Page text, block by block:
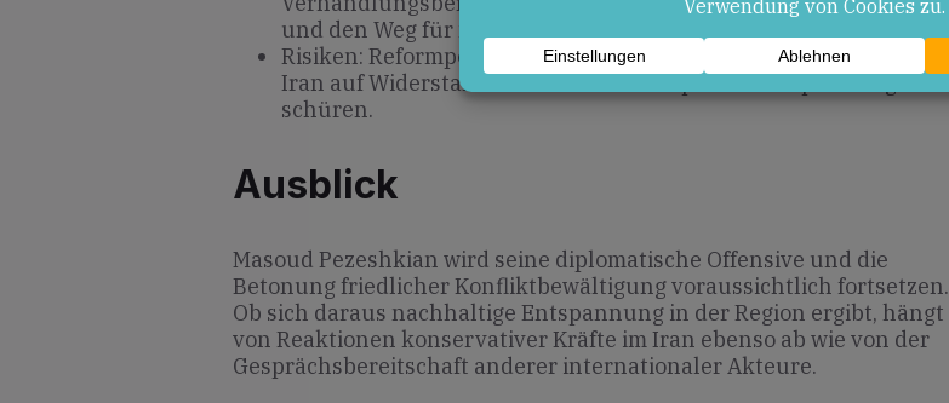
und den Weg für neue diplomatische Initiativen ebnen.
Risiken: Reformpolitische Ansätze könnten im Machtgefüge des
Iran auf Widerstand stoßen und innenpolitische Spannungen
schüren.
Ausblick
Masoud Pezeshkian wird seine diplomatische Offensive und die
Betonung friedlicher Konfliktbewältigung voraussichtlich fortsetzen.
Ob sich daraus nachhaltige Entspannung in der Region ergibt, hängt
von Reaktionen konservativer Kräfte im Iran ebenso ab wie von der
Gesprächsbereitschaft anderer internationaler Akteure.